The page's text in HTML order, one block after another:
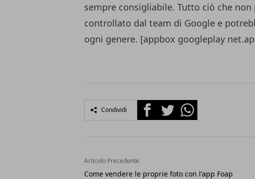
sempre consigliabile. Tutto ciò che
controllato dal team di Google e
ogni genere. [appbox googleplay
Condividi FacebookTwitterWhatsapp
Articolo Precedente
Come vendere le proprie foto con l'app Foap